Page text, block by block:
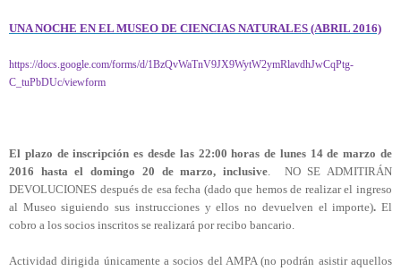
UNA NOCHE EN EL MUSEO DE CIENCIAS NATURALES (ABRIL 2016)
https://docs.google.com/forms/d/1BzQvWaTnV9JX9WytW2ymRlavdhJwCqPtg-
C_tuPbDUc/viewform
El plazo de inscripción es desde las 22:00 horas de lunes 14 de marzo de
2016 hasta el domingo 20 de marzo, inclusive . NO SE ADMITIRÁN
DEVOLUCIONES después de esa fecha (dado que hemos de realizar el ingreso
al Museo siguiendo sus instrucciones y ellos no devuelven el importe).El
cobro a los socios inscritos se realizará por recibo bancario.
Actividad dirigida únicamente a socios del AMPA (no podrán asistir aquellos